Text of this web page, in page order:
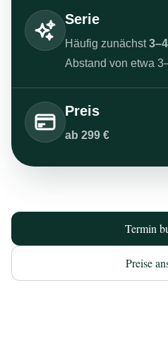
Serie
Häufig zunächst
Abstand von etwa
Preis
ab 299 €
Termin
Preise